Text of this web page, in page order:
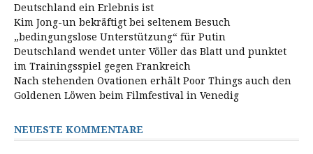
Deutschland ein Erlebnis ist
Kim Jong-un bekräftigt bei seltenem Besuch
„bedingungslose Unterstützung“ für Putin
Deutschland wendet unter Völler das Blatt und punktet
im Trainingsspiel gegen Frankreich
Nach stehenden Ovationen erhält Poor Things auch den
Goldenen Löwen beim Filmfestival in Venedig
NEUESTE KOMMENTARE